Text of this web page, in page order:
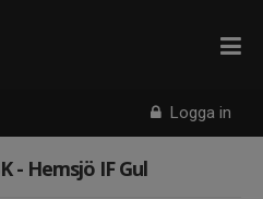
Logga in
- Hemsjö IF Gul